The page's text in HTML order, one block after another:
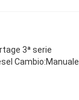
3ª serie
Cambio:Manuale